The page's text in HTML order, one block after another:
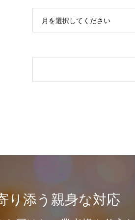
月を選択してください
り添う親身な対応